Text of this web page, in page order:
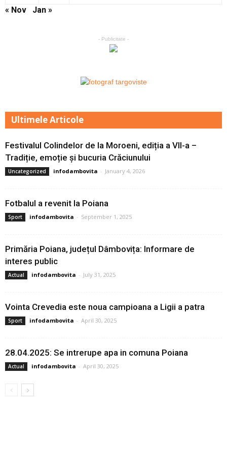
« Nov
Jan »
- Publicitate -
Ultimele Articole
Festivalul Colindelor de la Moroeni, ediția a VII-a –
Tradiție, emoție și bucuria Crăciunului
Uncategorized infodambovita - January 4, 2026
Fotbalul a revenit la Poiana
Sport infodambovita - September 1, 2025
Primăria Poiana, județul Dâmbovița: Informare de
interes public
Actual infodambovita - July 31, 2025
Vointa Crevedia este noua campioana a Ligii a patra
Sport infodambovita - April 30, 2025
28.04.2025: Se intrerupe apa in comuna Poiana
Actual infodambovita - April 30, 2025